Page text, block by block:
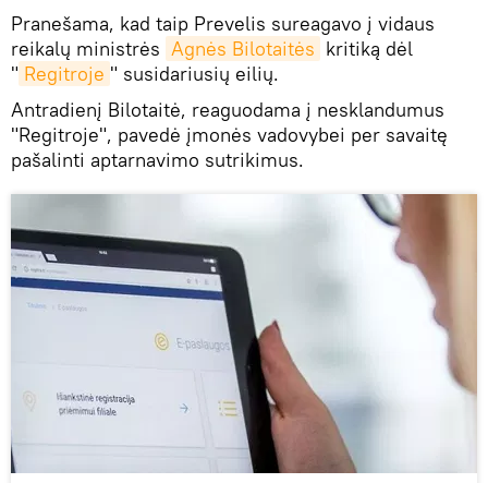
Pranešama, kad taip Prevelis sureagavo į vidaus
reikalų ministrės Agnės Bilotaitės kritiką dėl
" Regitroje " susidariusių eilių.
Antradienį Bilotaitė, reaguodama į nesklandumus
"Regitroje", pavedė įmonės vadovybei per savaitę
pašalinti aptarnavimo sutrikimus.